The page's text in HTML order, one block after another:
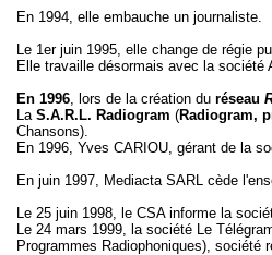
En 1994, elle embauche un journaliste.
Le 1er juin 1995, elle change de régie
Elle travaille désormais avec la société
En 1996, lors de la création du réseau
La S.A.R.L. Radiogram (Radiogram,
Chansons).
En 1996, Yves CARIOU, gérant de la
En juin 1997, Mediacta SARL cède
Le 25 juin 1998, le CSA informe la
Le 24 mars 1999, la société Le
Programmes Radiophoniques), société